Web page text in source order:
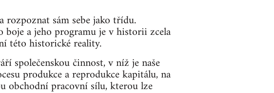
sám sebe jako třídu.
a jeho programu je v historii zcela
této historické reality.
společenskou činnost, v níž je naše
produkce a reprodukce kapitálu, na
obchodní pracovní sílu, kterou lze